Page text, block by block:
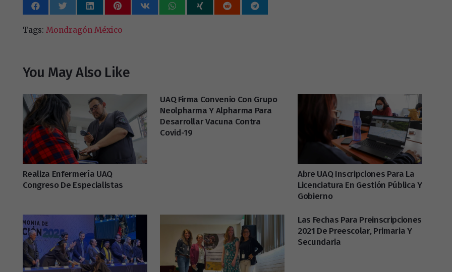
Tags: Mondragón México
You May Also Like
Realiza Enfermería UAQ
Congreso De Especialistas
UAQ Firma Convenio Con Grupo
Neolpharma Y Alpharma Para
Desarrollar Vacuna Contra
Covid-19
Abre UAQ Inscripciones Para La
Licenciatura En Gestión Pública Y
Gobierno
Las Fechas Para Preinscripciones
2021 De Preescolar, Primaria Y
Secundaria